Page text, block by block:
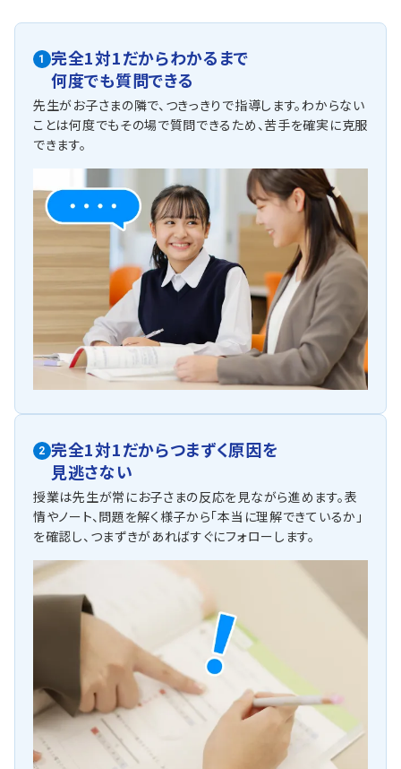
1
完全1対1だからわかるまで
何度でも質問できる
先生がお子さまの隣で、つきっきりで指導します。わからない
ことは何度でもその場で質問できるため、苦手を確実に克服
できます。
2 完全1対1だからつまずく原因を
見逃さない
授業は先生が常にお子さまの反応を見ながら進めます。表
情やノート、問題を解く様子から「本当に理解できているか」
を確認し、つまずきがあればすぐにフォローします。